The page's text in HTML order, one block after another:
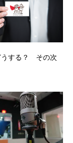
うする？ その次